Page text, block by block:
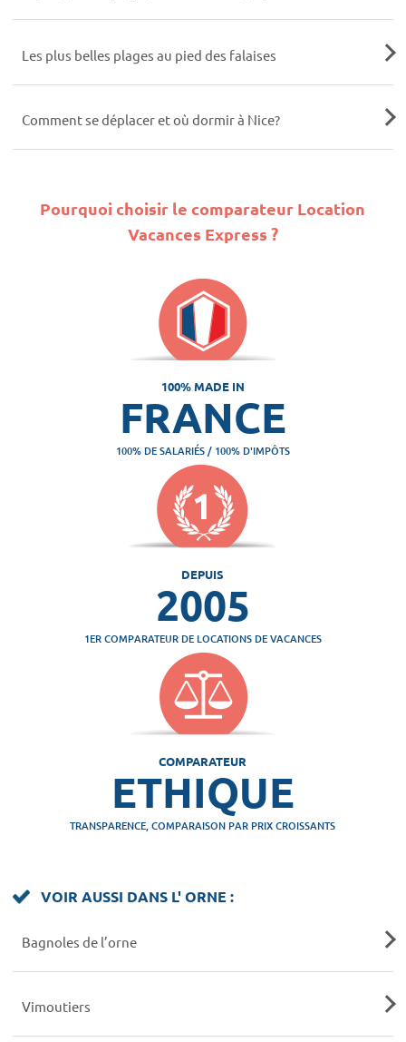
Les plus belles plages au pied des falaises
Comment se déplacer et où dormir à Nice?
Pourquoi choisir le comparateur Location
Vacances Express ?
100% MADE IN
FRANCE
100% DE SALARIÉS / 100% D'IMPÔTS
DEPUIS
2005
1ER COMPARATEUR DE LOCATIONS DE VACANCES
COMPARATEUR
ETHIQUE
TRANSPARENCE, COMPARAISON PAR PRIX CROISSANTS
VOIR AUSSI DANS L' ORNE :
Bagnoles de l’orne
Vimoutiers